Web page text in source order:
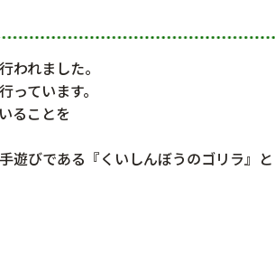
われました。
ています。
ることを
遊びである『くいしんぼうのゴリラ』と